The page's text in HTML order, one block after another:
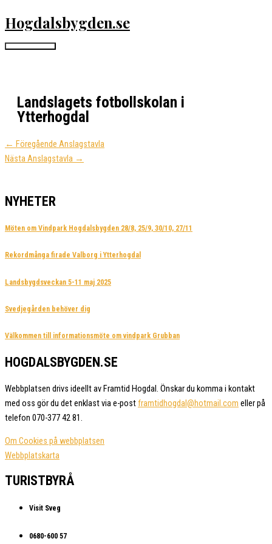
till
innehåll
Hogdalsbygden.se
Huvudmeny
Landslagets fotbollskolan i
Ytterhogdal
← Föregående Anslagstavla
Nästa Anslagstavla →
NYHETER
Möten om Vindpark Hogdalsbygden 28/8, 25/9, 30/10, 27/11
Rekordmånga firade Valborg i Ytterhogdal
Landsbygdsveckan 5-11 maj 2025
Svedjegården behöver dig
Välkommen till informationsmöte om vindpark Grubban
HOGDALSBYGDEN.SE
Webbplatsen drivs ideellt av Framtid Hogdal. Önskar du komma i kontakt
med oss gör du det enklast via e-postframtidhogdal@hotmail.com eller på
telefon 070-377 42 81.
Om Cookies på webbplatsen
Webbplatskarta
TURISTBYRÅ
Visit Sveg
0680-600 57